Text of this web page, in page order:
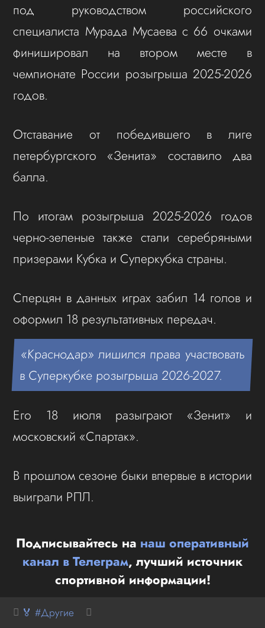
под руководством российского
специалиста Мурада Мусаева с 66 очками
финишировал на втором месте в
чемпионате России розыгрыша 2025-2026
годов.
Отставание от победившего в лиге
петербургского «Зенита» составило два
балла.
По итогам розыгрыша 2025-2026 годов
черно-зеленые также стали серебряными
призерами Кубка и Суперкубка страны.
Сперцян в данных играх забил 14 голов и
оформил 18 результативных передач.
«Краснодар» лишился права участвовать
в Суперкубке розыгрыша 2026-2027.
Его 18 июля разыграют «Зенит» и
московский «Спартак».
В прошлом сезоне быки впервые в истории
выиграли РПЛ.
Подписывайтесь на наш оперативный
канал в Телеграм, лучший источник
спортивной информации!
🏅 #Другие